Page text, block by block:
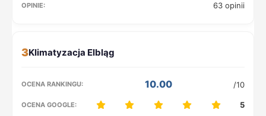
63 opinii
3
10.00 /10
5